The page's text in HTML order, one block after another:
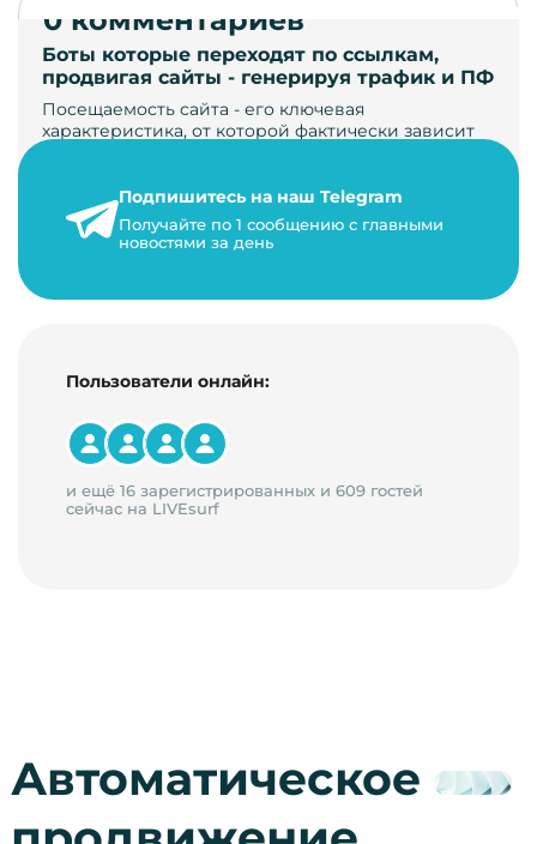
Боты которые переходят по ссылкам,
продвигая сайты - генерируя трафик и ПФ
Посещаемость сайта - его ключевая
характеристика, от которой фактически зависит
22 мая 2024 г.
9 минут на чтение
0 комментариев
Подпишитесь на наш Telegram
Получайте по 1 сообщению с главными
новостями за день
Пользователи онлайн:
и ещё 16 зарегистрированных и 609 гостей
сейчас на LIVEsurf
Автоматическое